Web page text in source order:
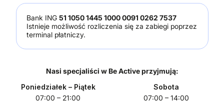
Bank ING 51 1050 1445 1000 0091 0262 7537
Istnieje możliwość rozliczenia się za zabiegi poprzez
terminal płatniczy.
Nasi specjaliści w Be Active przyjmują:
Poniedziałek – Piątek
07:00 – 21:00
Sobota
07:00 – 14:00